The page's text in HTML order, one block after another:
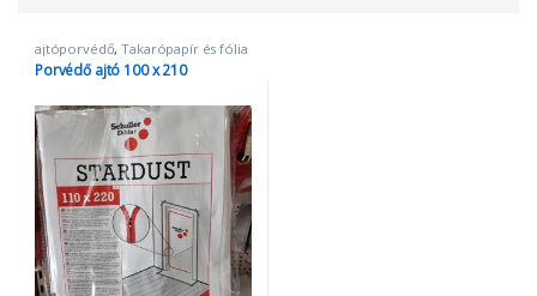
ajtóporvédő,Takarópapír és fólia
Porvédő ajtó 100 x 210